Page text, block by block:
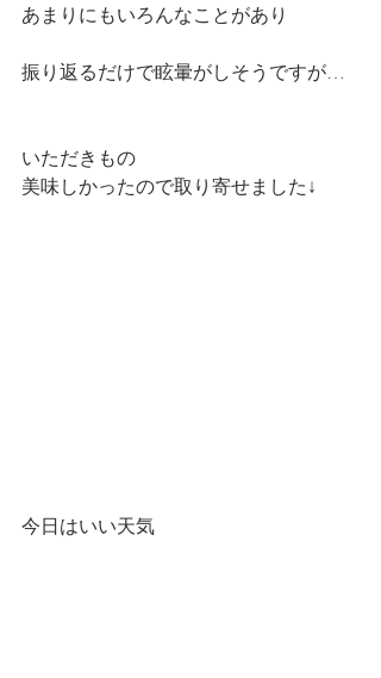
あまりにもいろんなことがあり
振り返るだけで眩暈がしそうですが…
いただきもの
美味しかったので取り寄せました↓
今日はいい天気